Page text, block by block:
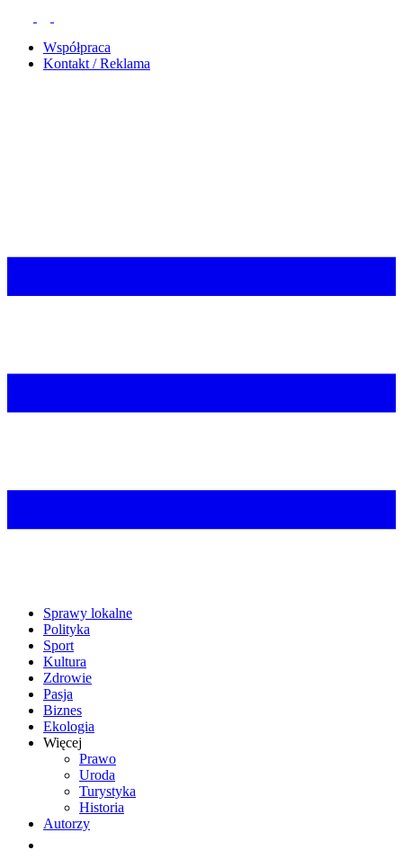
Współpraca
Kontakt / Reklama
Sprawy lokalne
Polityka
Sport
Kultura
Zdrowie
Pasja
Biznes
Ekologia
Więcej
Prawo
Uroda
Turystyka
Historia
Autorzy